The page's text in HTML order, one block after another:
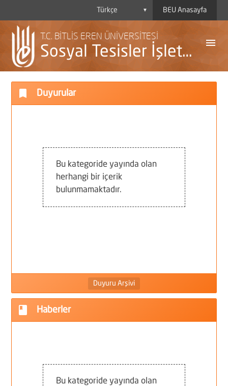
▼ BEU Anasayfa
T.C. BİTLİS EREN ÜNİVERSİTESİ
Sosyal Tesisler İşletme Müdürlüğü
menu
bookmark Duyurular
Bu kategoride yayında olan
herhangi bir içerik
bulunmamaktadır.
Duyuru Arşivi
book Haberler
Bu kategoride yayında olan